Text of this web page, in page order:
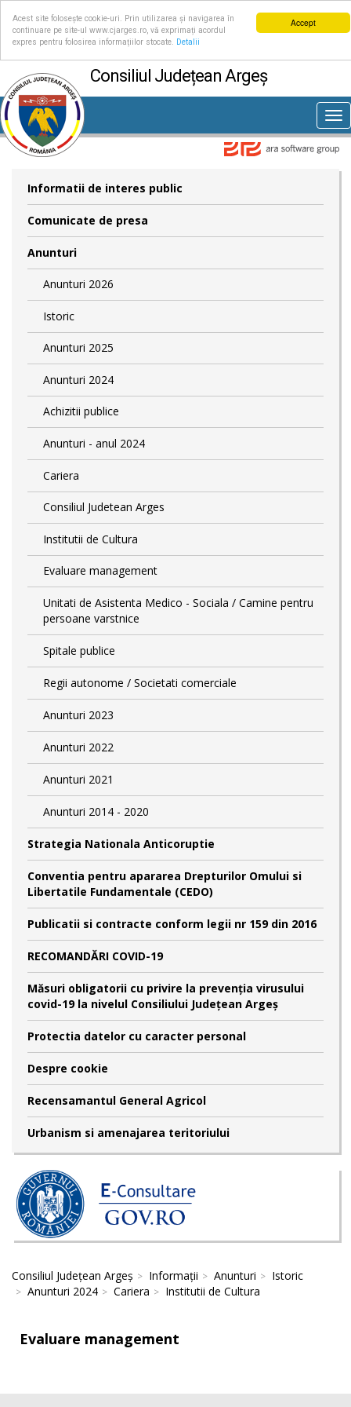
Accept
Acest site folosește cookie-uri. Prin utilizarea și navigarea în
continuare pe site-ul www.cjarges.ro, vă exprimați acordul
expres pentru folosirea informațiilor stocate.
Detalii
Consiliul Județean Argeș
Informatii de interes public
Comunicate de presa
Anunturi
Anunturi 2026
Istoric
Anunturi 2025
Anunturi 2024
Achizitii publice
Anunturi - anul 2024
Cariera
Consiliul Judetean Arges
Institutii de Cultura
Evaluare management
Unitati de Asistenta Medico - Sociala / Camine pentru
persoane varstnice
Spitale publice
Regii autonome / Societati comerciale
Anunturi 2023
Anunturi 2022
Anunturi 2021
Anunturi 2014 - 2020
Strategia Nationala Anticoruptie
Conventia pentru apararea Drepturilor Omului si
Libertatile Fundamentale (CEDO)
Publicatii si contracte conform legii nr 159 din 2016
RECOMANDĂRI COVID-19
Măsuri obligatorii cu privire la prevenția virusului
covid-19 la nivelul Consiliului Județean Argeș
Protectia datelor cu caracter personal
Despre cookie
Recensamantul General Agricol
Urbanism si amenajarea teritoriului
Consiliul Județean Argeș Informații Anunturi
Istoric
Anunturi 2024
Cariera Institutii de Cultura
Evaluare management